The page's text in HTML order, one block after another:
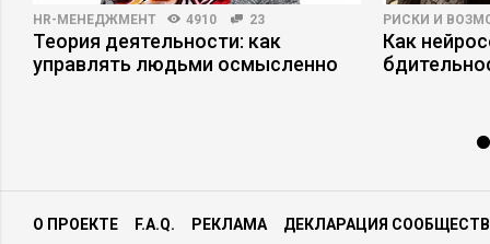
HR-МЕНЕДЖМЕНТ 4910 23
Теория деятельности: как
управлять людьми осмысленно
РИСКИ И
Как
О ПРОЕКТЕ F.A.Q. РЕКЛАМА ДЕКЛАРАЦИЯ